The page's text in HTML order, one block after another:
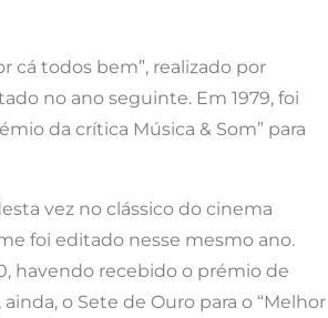
cá todos bem”, realizado por
no ano seguinte. Em 1979, foi
da crítica Música & Som” para
vez no clássico do cinema
foi editado nesse mesmo ano.
havendo recebido o prémio de
o Sete de Ouro para o “Melhor